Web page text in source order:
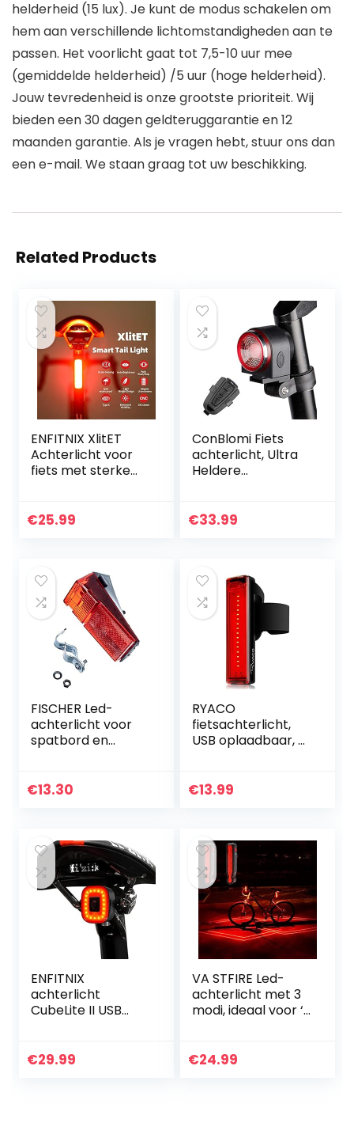
helderheid (15 lux). Je kunt de modus schakelen om
hem aan verschillende lichtomstandigheden aan te
passen. Het voorlicht gaat tot 7,5-10 uur mee
(gemiddelde helderheid) /5 uur (hoge helderheid).
Jouw tevredenheid is onze grootste prioriteit. Wij
bieden een 30 dagen geldteruggarantie en 12
maanden garantie. Als je vragen hebt, stuur ons dan
een e-mail. We staan graag tot uw beschikking.
Related Products
ENFITNIX XlitET
Achterlicht voor
fiets met sterke
fietsachterlicht,
€25.99
ConBlomi Fiets
achterlicht, Ultra
Heldere
Smart Brake
€33.99
FISCHER Led-
achterlicht voor
spatbord en
reflector | StVZO
€13.30
RYACO
fietsachterlicht,
USB oplaadbaar, 5
fietsachterlicht,
€13.99
ENFITNIX
achterlicht
CubeLite II USB
achter
€29.99
VA STFIRE Led-
achterlicht met 3
modi, ideaal voor ‘s
racefiets
€24.99